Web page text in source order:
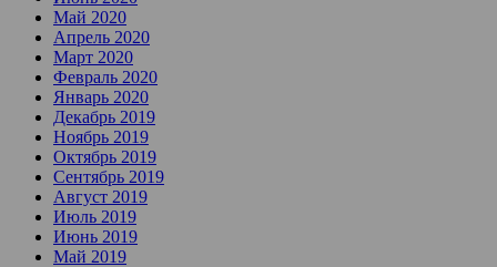
Май 2020
Апрель 2020
Март 2020
Февраль 2020
Январь 2020
Декабрь 2019
Ноябрь 2019
Октябрь 2019
Сентябрь 2019
Август 2019
Июль 2019
Июнь 2019
Май 2019